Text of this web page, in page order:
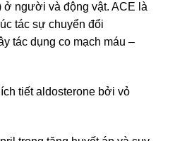
ở người và động vật. ACE là
tác sự chuyển đổi
tác dụng co mạch máu –
tiết aldosterone bởi vỏ